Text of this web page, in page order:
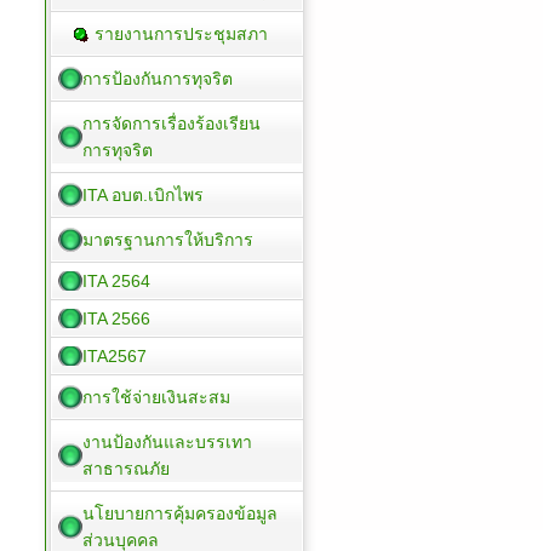
รายงานการประชุมสภา
การป้องกันการทุจริต
การจัดการเรื่องร้องเรียน
การทุจริต
ITA อบต.เบิกไพร
มาตรฐานการให้บริการ
ITA 2564
ITA 2566
ITA2567
การใช้จ่ายเงินสะสม
งานป้องกันและบรรเทา
สาธารณภัย
นโยบายการคุ้มครองข้อมูล
ส่วนบุคคล